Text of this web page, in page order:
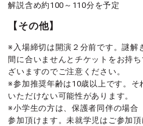
解説含め約100～110分を予定
【その他】
※入場締切は開演２分前です。謎解
間に合いませんとチケットをお持
ざいますのでご注意ください。
※参加推奨年齢は10歳以上です。そ
いただけない可能性があります。
※小学生の方は、保護者同伴の場合
参加頂けます。未就学児はご参加頂